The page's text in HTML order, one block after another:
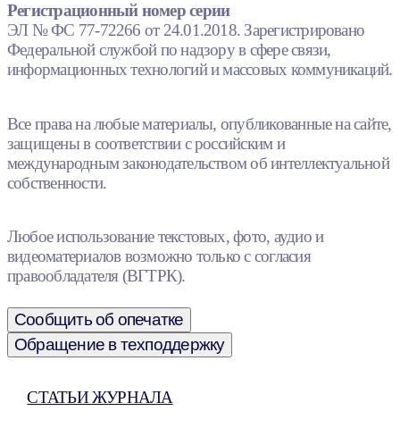
Регистрационный номер серии
ЭЛ № ФС 77-72266 от 24.01.2018. Зарегистрировано
Федеральной службой по надзору в сфере связи,
информационных технологий и массовых коммуникаций.
Все права на любые материалы, опубликованные на сайте,
защищены в соответствии с российским и
международным законодательством об интеллектуальной
собственности.
Любое использование текстовых, фото, аудио и
видеоматериалов возможно только с согласия
правообладателя (ВГТРК).
Сообщить об опечатке
Обращение в техподдержку
СТАТЬИ ЖУРНАЛА